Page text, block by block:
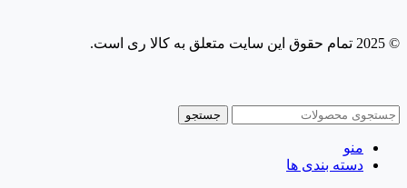
© 2025 تمام حقوق این سایت متعلق به کالا ری است.
جستجو
منو
دسته بندی ها